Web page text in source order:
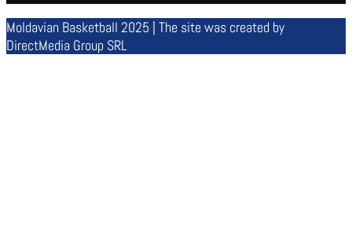
Moldavian Basketball 2025 | The site was created by
DirectMedia Group SRL